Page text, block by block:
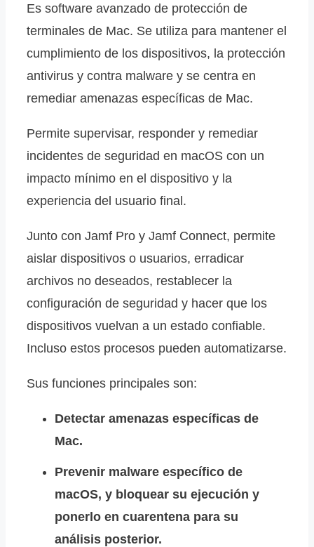
Es software avanzado de protección de
terminales de Mac. Se utiliza para mantener el
cumplimiento de los dispositivos, la protección
antivirus y contra malware y se centra en
remediar amenazas específicas de Mac.
Permite supervisar, responder y remediar
incidentes de seguridad en macOS con un
impacto mínimo en el dispositivo y la
experiencia del usuario final.
Junto con Jamf Pro y Jamf Connect, permite
aislar dispositivos o usuarios, erradicar
archivos no deseados, restablecer la
configuración de seguridad y hacer que los
dispositivos vuelvan a un estado confiable.
Incluso estos procesos pueden automatizarse.
Sus funciones principales son:
Detectar amenazas específicas de
Mac.
Prevenir malware específico de
macOS, y bloquear su ejecución y
ponerlo en cuarentena para su
análisis posterior.